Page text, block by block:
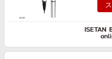
旅行・レジャー・ホテル予約
金融・マネー・保険
とことん買い物チャレンジ
Apple公式サイト×楽天カード分
Samsung ボーナスキャンペーン